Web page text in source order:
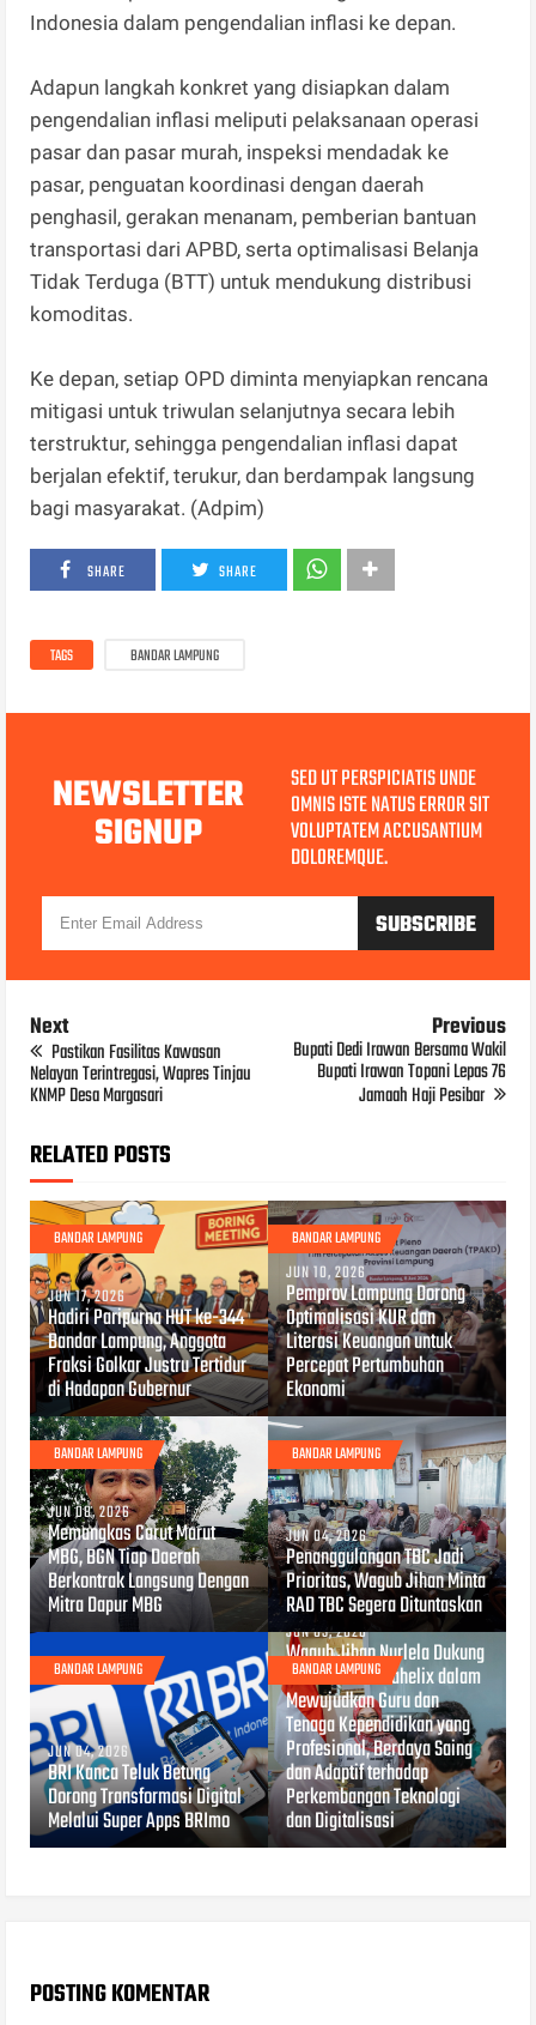
Indonesia dalam pengendalian inflasi ke depan.
Adapun langkah konkret yang disiapkan dalam
pengendalian inflasi meliputi pelaksanaan operasi
pasar dan pasar murah, inspeksi mendadak ke
pasar, penguatan koordinasi dengan daerah
penghasil, gerakan menanam, pemberian bantuan
transportasi dari APBD, serta optimalisasi Belanja
Tidak Terduga (BTT) untuk mendukung distribusi
komoditas.
Ke depan, setiap OPD diminta menyiapkan rencana
mitigasi untuk triwulan selanjutnya secara lebih
terstruktur, sehingga pengendalian inflasi dapat
berjalan efektif, terukur, dan berdampak langsung
bagi masyarakat. (Adpim)
SHARE SHARE
TAGS BANDAR LAMPUNG
NEWSLETTER
SIGNUP
SED UT PERSPICIATIS UNDE
OMNIS ISTE NATUS ERROR SIT
VOLUPTATEM ACCUSANTIUM
DOLOREMQUE.
Next
Pastikan Fasilitas Kawasan
Nelayan Terintregasi, Wapres Tinjau
KNMP Desa Margasari
Previous
Bupati Dedi Irawan Bersama Wakil
Bupati Irawan Topani Lepas 76
Jamaah Haji Pesibar
RELATED POSTS
BANDAR LAMPUNG
JUN 17, 2026
Hadiri Paripurna HUT ke-344
Bandar Lampung, Anggota
Fraksi Golkar Justru Tertidur
di Hadapan Gubernur
BANDAR LAMPUNG
JUN 10, 2026
Pemprov Lampung Dorong
Optimalisasi KUR dan
Literasi Keuangan untuk
Percepat Pertumbuhan
Ekonomi
BANDAR LAMPUNG
JUN 08, 2026
Memangkas Carut Marut
MBG, BGN Tiap Daerah
Berkontrak Langsung Dengan
Mitra Dapur MBG
BANDAR LAMPUNG
JUN 04, 2026
Penanggulangan TBC Jadi
Prioritas, Wagub Jihan Minta
RAD TBC Segera Dituntaskan
BANDAR LAMPUNG
JUN 04, 2026
BRI Kanca Teluk Betung
Dorong Transformasi Digital
Melalui Super Apps BRImo
BANDAR LAMPUNG
JUN 03, 2026
Wagub Jihan Nurlela Dukung
Kolaborasi Hexahelix dalam
Mewujudkan Guru dan
Tenaga Kependidikan yang
Profesional, Berdaya Saing
dan Adaptif terhadap
Perkembangan Teknologi
dan Digitalisasi
POSTING KOMENTAR